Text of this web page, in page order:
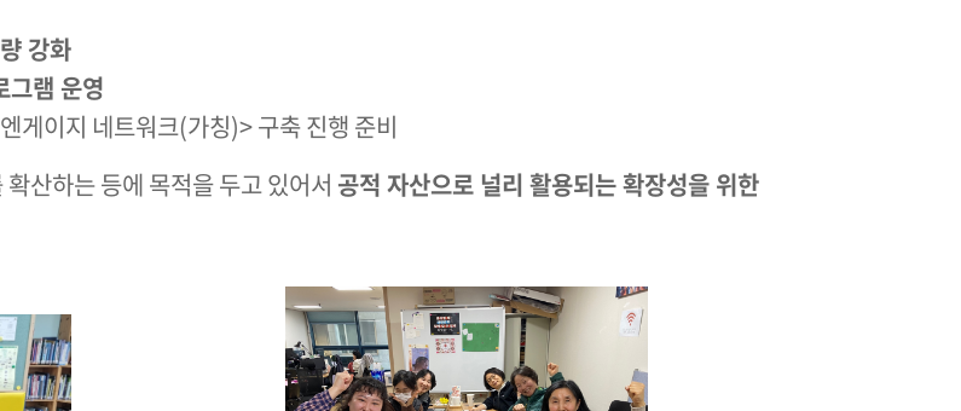
강화
그램 운영
게이지 네트워크(가칭)> 구축 진행 준비
산하는 등에 목적을 두고 있어서 공적 자산으로 널리 활용되는 확장성을 위한